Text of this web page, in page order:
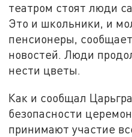
театром стоят люди
Это и школьники, и
пенсионеры,
новостей. Люди
нести цветы.
Как и сообщал
безопасности
принимают участие